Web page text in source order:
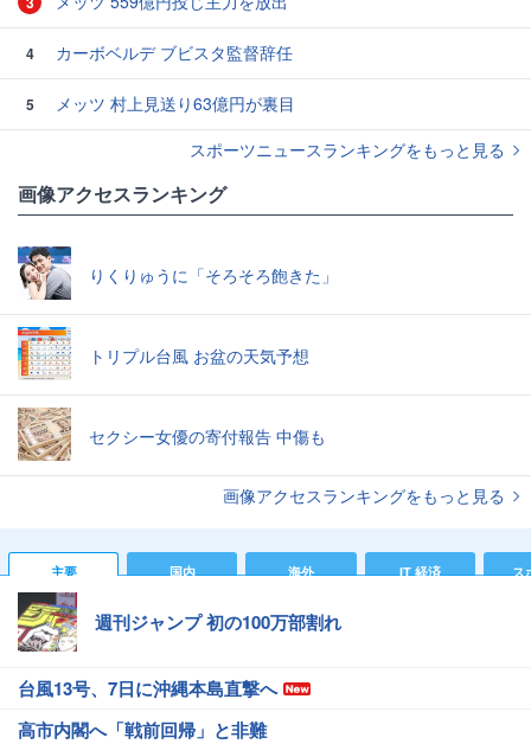
4 カーボベルデ ブビスタ監督辞任
5
メッツ 村上見送り63億円が裏目
スポーツニュースランキングをもっと見る
画像アクセスランキング
りくりゅうに「そろそろ飽きた」
トリプル台風 お盆の天気予想
セクシー女優の寄付報告 中傷も
画像アクセスランキングをもっと見る
主要 国内 海外 IT 経済 ス
週刊ジャンプ 初の100万部割れ
台風13号、7日に沖縄本島直撃へ
高市内閣へ「戦前回帰」と非難